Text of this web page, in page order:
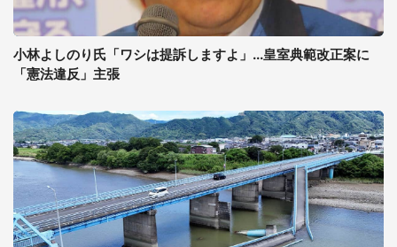
小林よしのり氏「ワシは提訴しますよ」...皇室典範改正案に
「憲法違反」主張